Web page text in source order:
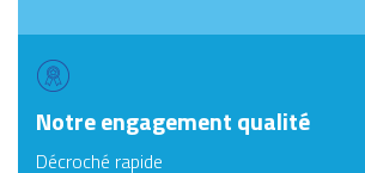
Notre engagement qualité
Décroché rapide